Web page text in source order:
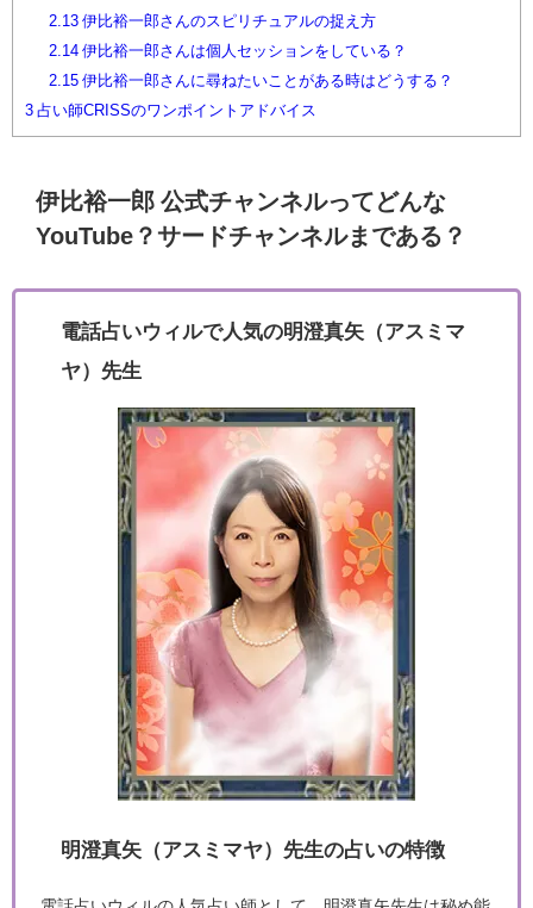
2.13伊比裕一郎さんのスピリチュアルの捉え方
2.14伊比裕一郎さんは個人セッションをしている？
2.15伊比裕一郎さんに尋ねたいことがある時はどうする？
3 占い師CRISSのワンポイントアドバイス
伊比裕一郎 公式チャンネルってどんな
YouTube？サードチャンネルまである？
電話占いウィルで人気の明澄真矢（アスミマ
ヤ）先生
明澄真矢（アスミマヤ）先生の占いの特徴